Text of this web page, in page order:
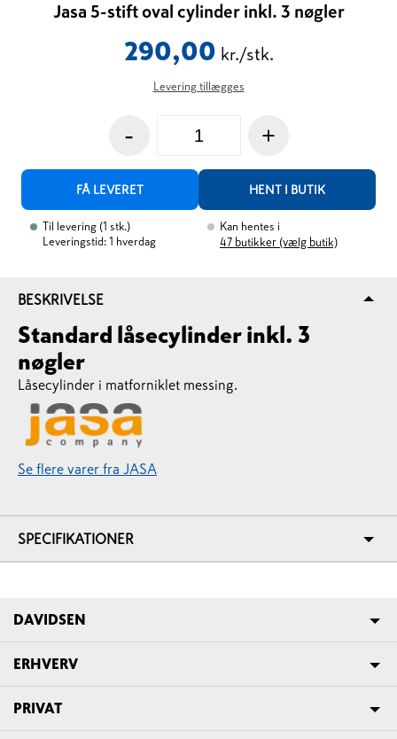
Jasa 5-stift oval cylinder inkl. 3 nøgler
290,00 kr./stk.
Levering tillægges
- +
FÅ LEVERET HENT I BUTIK
Til levering (1 stk.)
Leveringstid: 1 hverdag
Kan hentes i
47 butikker (vælg butik)
BESKRIVELSE
Standard låsecylinder inkl. 3
nøgler
Låsecylinder i matforniklet messing.
Se flere varer fra JASA
SPECIFIKATIONER
DAVIDSEN
ERHVERV
PRIVAT